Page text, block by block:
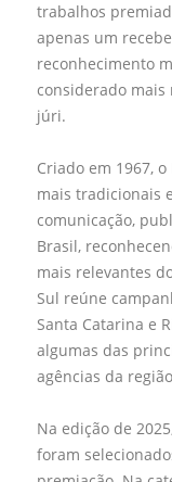
trabalhos
apenas um
reconhecimento
considerado
júri.
Criado em 1967,
mais tradicionais
comunicação,
Brasil,
mais relevantes
Sul reúne
Santa Catarina e
algumas das
agências da
Na edição de
foram